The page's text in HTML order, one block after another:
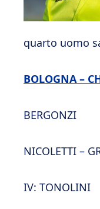
quarto uomo
BOLOGNA –
BERGONZI
NICOLETTI –
IV: TONOLINI